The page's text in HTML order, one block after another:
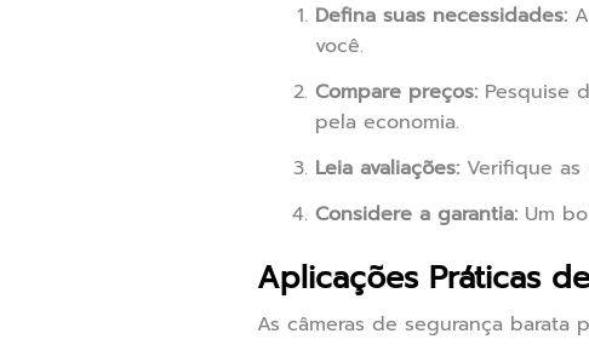
Defina suas necessidades:
você.
Compare preços: Pesquise
pela economia.
Leia avaliações: Verifique
Considere a garantia: Um
Aplicações Práticas
As câmeras de segurança barata